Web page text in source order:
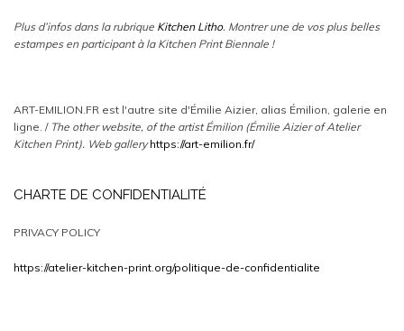
Plus d’infos dans la rubrique Kitchen Litho. Montrer une de vos plus belles
estampes en participant à la Kitchen Print Biennale !
ART-EMILION.FR est l'autre site d'Émilie Aizier, alias Émilion, galerie en
ligne. / The other website, of the artist Émilion (Émilie Aizier of Atelier
Kitchen Print). Web gallery https://art-emilion.fr/
CHARTE DE CONFIDENTIALITÉ
PRIVACY POLICY
https://atelier-kitchen-print.org/politique-de-confidentialite